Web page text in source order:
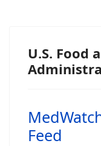
U.S. Food
Feed